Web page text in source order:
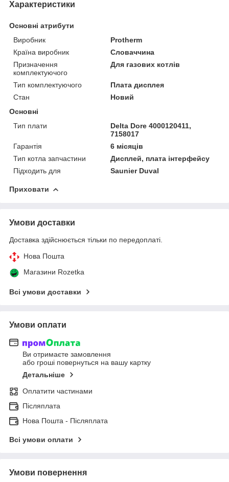
Характеристики
Основні атрибути
Виробник
Protherm
Країна виробник
Словаччина
Призначення
комплектуючого
Для газових котлів
Тип комплектуючого
Плата дисплея
Стан
Новий
Основні
Тип плати
Delta Dore 4000120411,
7158017
Гарантія
6 місяців
Тип котла запчастини
Дисплей, плата інтерфейсу
Підходить для
Saunier Duval
Приховати
Умови доставки
Доставка здійснюється тільки по передоплаті.
Нова Пошта
Магазини Rozetka
Всі умови доставки
Умови оплати
Ви отримаєте замовлення
або гроші повернуться на вашу картку
Детальніше
Оплатити частинами
Післяплата
Нова Пошта - Післяплата
Всі умови оплати
Умови повернення